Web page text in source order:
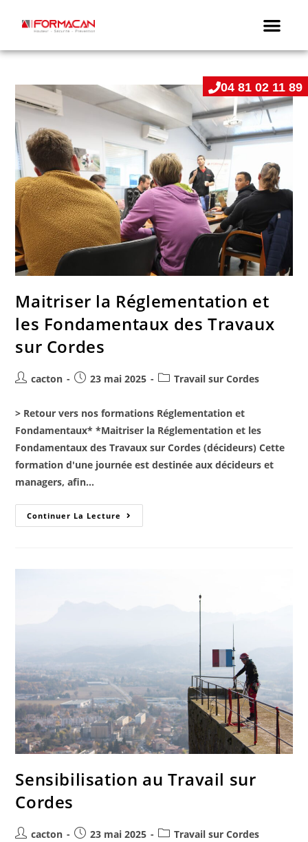
04 81 02 11 89
Maitriser la Réglementation et
les Fondamentaux des Travaux
sur Cordes
cacton 23 mai 2025 Travail sur Cordes
> Retour vers nos formations Réglementation et
Fondamentaux* *Maitriser la Réglementation et les
Fondamentaux des Travaux sur Cordes (décideurs) Cette
formation d'une journée est destinée aux décideurs et
managers, afin…
Continuer La Lecture
Sensibilisation au Travail sur
Cordes
cacton 23 mai 2025 Travail sur Cordes